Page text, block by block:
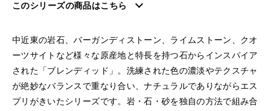
このシリーズの商品はこちら
中近東の岩石、バーガンディストーン、ライムストーン、クオ
ーツサイトなど様々な原産地と特長を持つ石からインスパイア
された「ブレンディッド」。洗練された色の濃淡やテクスチャ
が絶妙なバランスで重なり合い、ナチュラルでありながらエス
プリがきいたシリーズです。岩・石・砂を独自の方法で組み合